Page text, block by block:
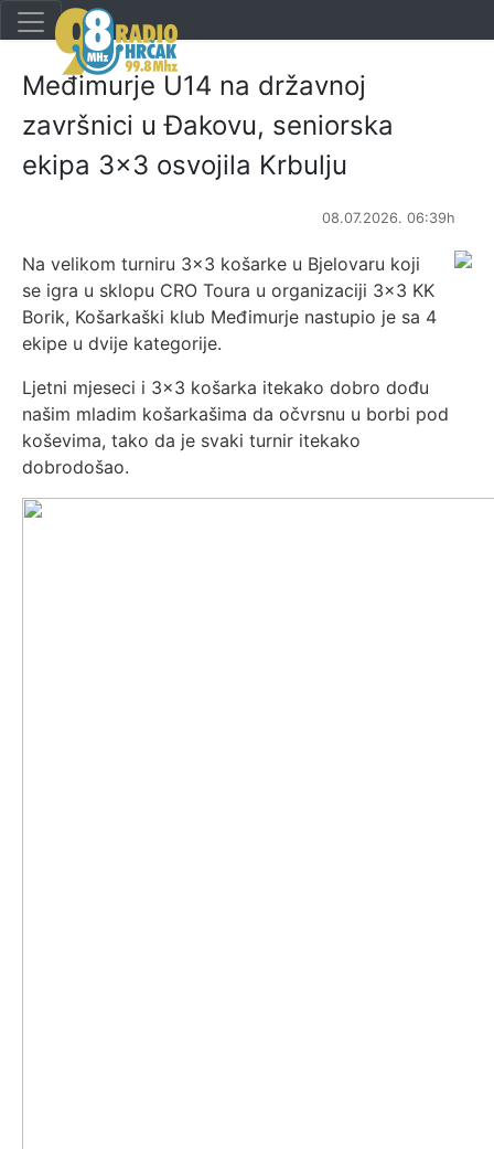
Međimurje U14 na državnoj
završnici u Đakovu, seniorska
ekipa 3x3 osvojila Krbulju
08.07.2026. 06:39h
Na velikom turniru 3x3 košarke u Bjelovaru koji
se igra u sklopu CRO Toura u organizaciji 3x3 KK
Borik, Košarkaški klub Međimurje nastupio je sa 4
ekipe u dvije kategorije.
Ljetni mjeseci i 3x3 košarka itekako dobro dođu
našim mladim košarkašima da očvrsnu u borbi pod
koševima, tako da je svaki turnir itekako
dobrodošao.